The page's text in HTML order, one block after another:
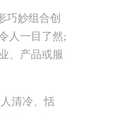
妙组合创
人一目了然;
、产品或服
清冷、恬